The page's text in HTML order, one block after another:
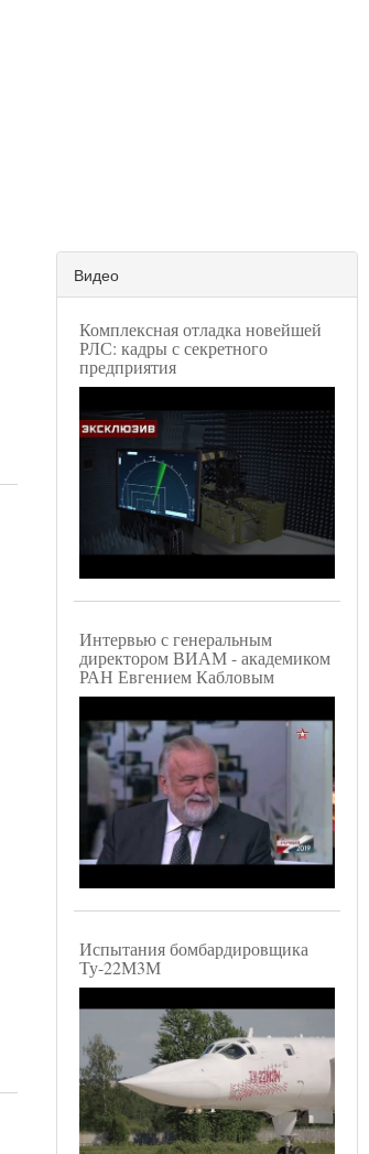
Видео
Комплексная отладка новейшей
РЛС: кадры с секретного
предприятия
Интервью с генеральным
директором ВИАМ - академиком
РАН Евгением Кабловым
Испытания бомбардировщика
Ту-22М3М